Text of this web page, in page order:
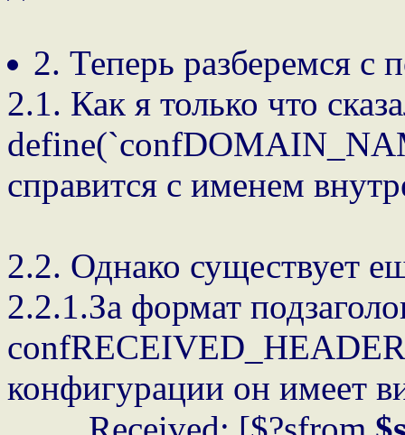
2. Теперь разберемся с
2.1. Как я только что
справится с именем
2.2. Однако существует
2.2.1.За формат
конфигурации он имеет